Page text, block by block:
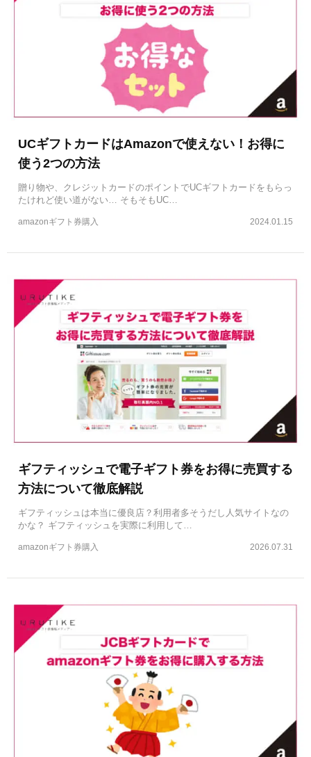
UCギフトカードはAmazonで使えない！お得に
使う2つの方法
贈り物や、クレジットカードのポイントでUCギフトカードをもらっ
たけれど使い道がない… そもそもUC…
2024.01.15
amazonギフト券購入
ギフティッシュで電子ギフト券をお得に売買する
方法について徹底解説
ギフティッシュは本当に優良店？利用者多そうだし人気サイトなの
かな？ ギフティッシュを実際に利用して…
2026.07.31
amazonギフト券購入